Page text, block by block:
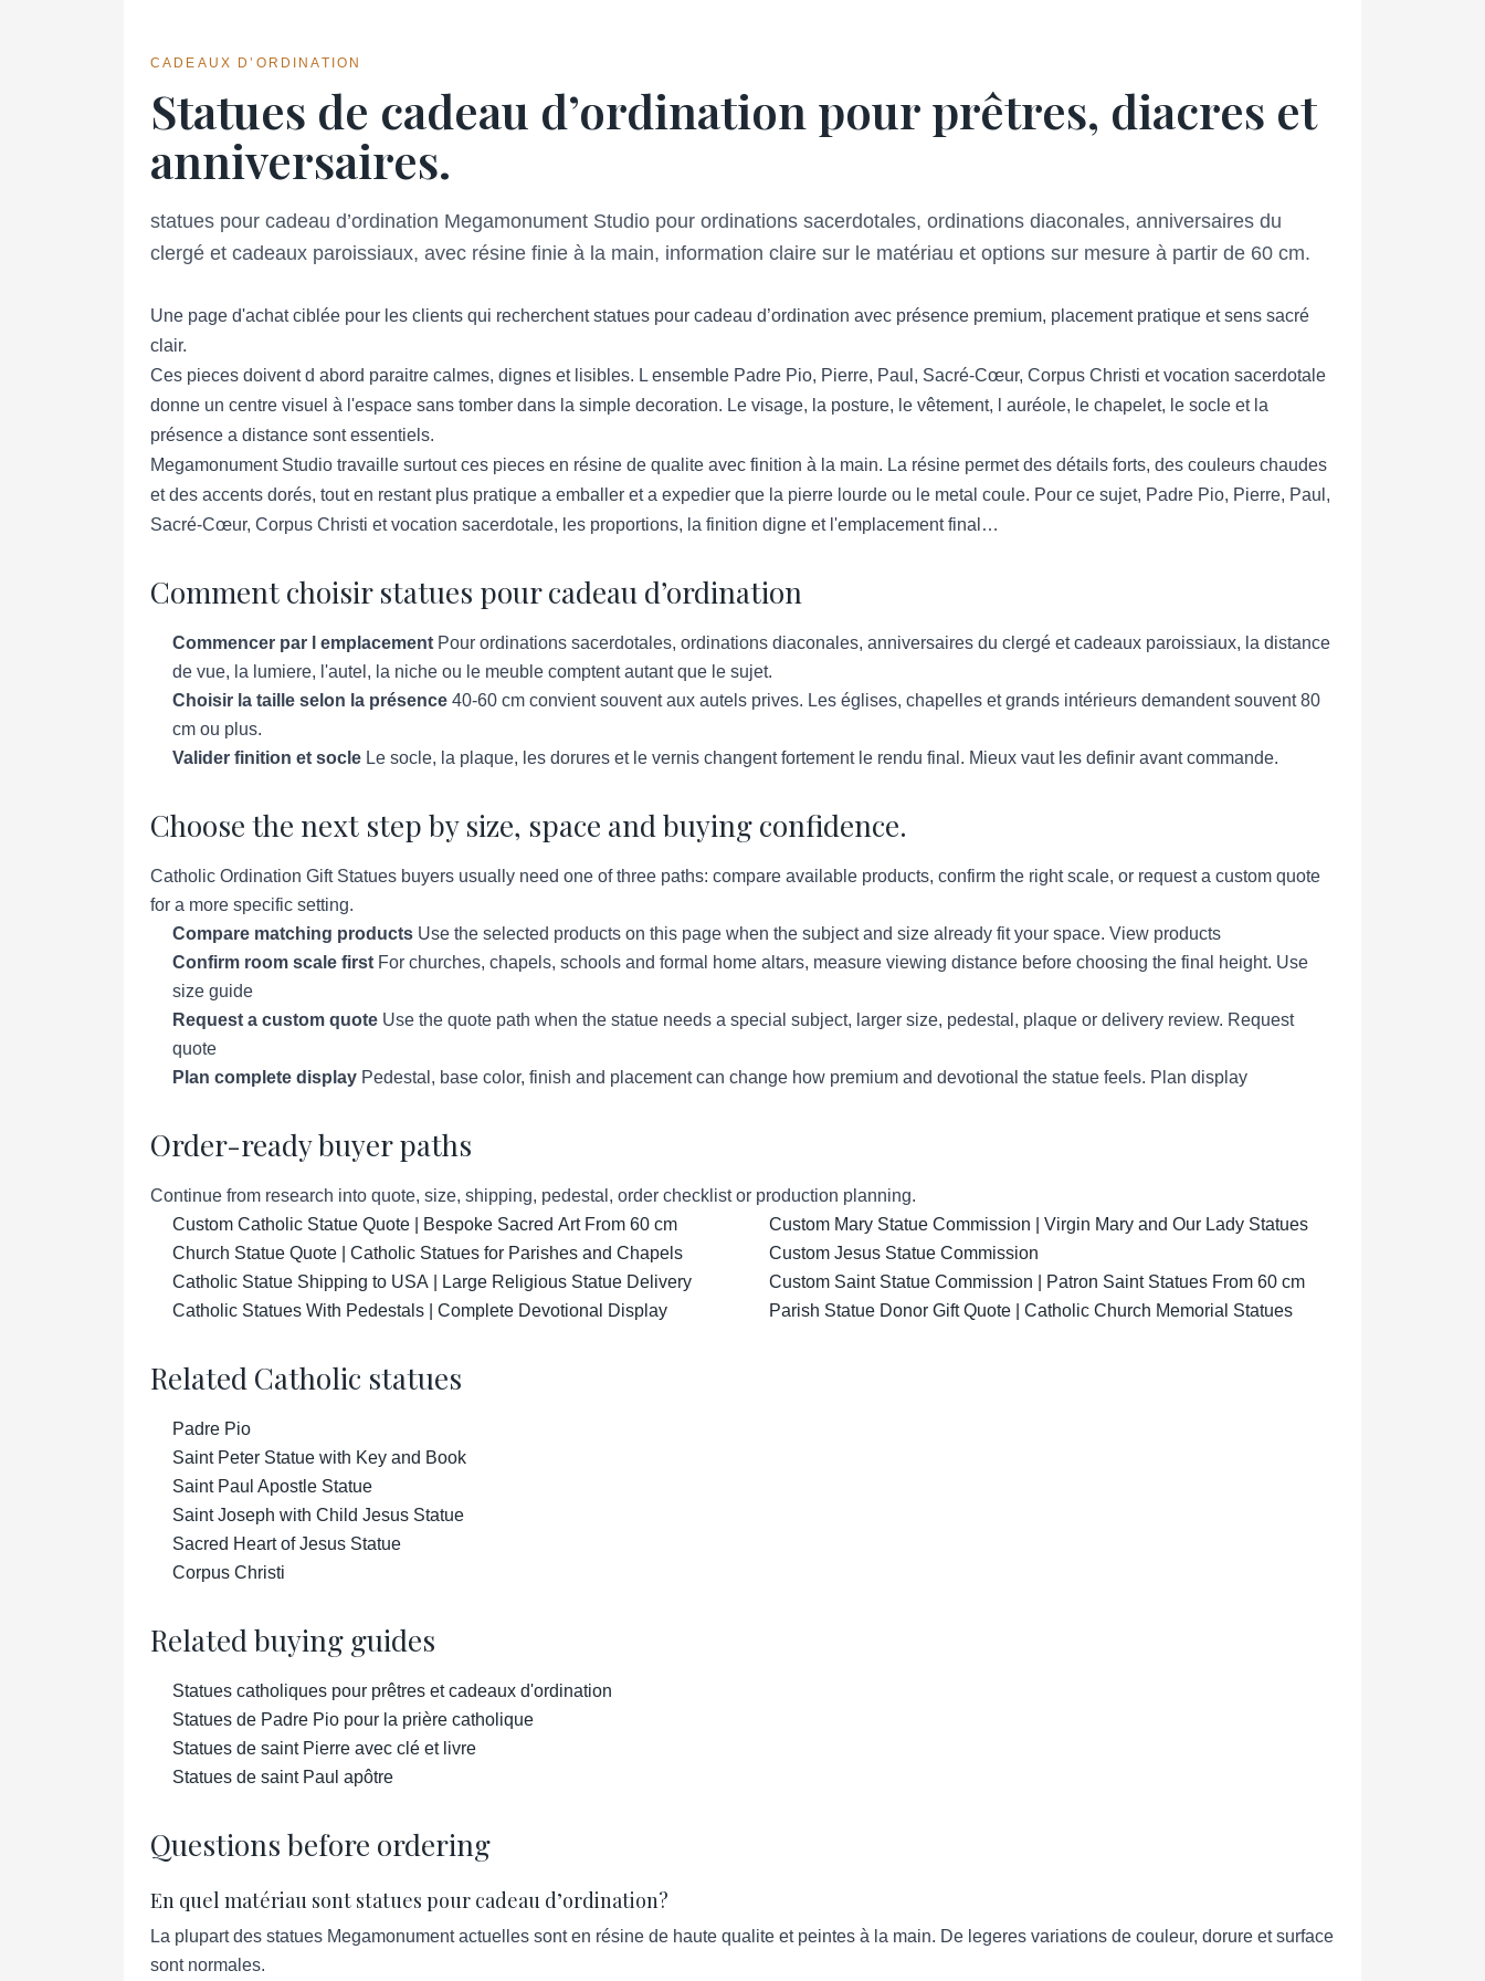
CADEAUX D’ORDINATION
Statues de cadeau d’ordination pour prêtres, diacres et
anniversaires.
statues pour cadeau d’ordination Megamonument Studio pour ordinations sacerdotales, ordinations diaconales, anniversaires du
clergé et cadeaux paroissiaux, avec résine finie à la main, information claire sur le matériau et options sur mesure à partir de 60 cm.
Une page d'achat ciblée pour les clients qui recherchent statues pour cadeau d’ordination avec présence premium, placement pratique et sens sacré
clair.
Ces pieces doivent d abord paraitre calmes, dignes et lisibles. L ensemble Padre Pio, Pierre, Paul, Sacré-Cœur, Corpus Christi et vocation sacerdotale
donne un centre visuel à l'espace sans tomber dans la simple decoration. Le visage, la posture, le vêtement, l auréole, le chapelet, le socle et la
présence a distance sont essentiels.
Megamonument Studio travaille surtout ces pieces en résine de qualite avec finition à la main. La résine permet des détails forts, des couleurs chaudes
et des accents dorés, tout en restant plus pratique a emballer et a expedier que la pierre lourde ou le metal coule. Pour ce sujet, Padre Pio, Pierre, Paul,
Sacré-Cœur, Corpus Christi et vocation sacerdotale, les proportions, la finition digne et l'emplacement final…
Comment choisir statues pour cadeau d’ordination
Commencer par l emplacement Pour ordinations sacerdotales, ordinations diaconales, anniversaires du clergé et cadeaux paroissiaux, la distance
de vue, la lumiere, l'autel, la niche ou le meuble comptent autant que le sujet.
Choisir la taille selon la présence 40-60 cm convient souvent aux autels prives. Les églises, chapelles et grands intérieurs demandent souvent 80
cm ou plus.
Valider finition et socle Le socle, la plaque, les dorures et le vernis changent fortement le rendu final. Mieux vaut les definir avant commande.
Choose the next step by size, space and buying confidence.
Catholic Ordination Gift Statues buyers usually need one of three paths: compare available products, confirm the right scale, or request a custom quote
for a more specific setting.
Compare matching products Use the selected products on this page when the subject and size already fit your space. View products
Confirm room scale first For churches, chapels, schools and formal home altars, measure viewing distance before choosing the final height. Use
size guide
Request a custom quote Use the quote path when the statue needs a special subject, larger size, pedestal, plaque or delivery review. Request
quote
Plan complete display Pedestal, base color, finish and placement can change how premium and devotional the statue feels. Plan display
Order-ready buyer paths
Continue from research into quote, size, shipping, pedestal, order checklist or production planning.
Custom Catholic Statue Quote | Bespoke Sacred Art From 60 cm
Church Statue Quote | Catholic Statues for Parishes and Chapels
Catholic Statue Shipping to USA | Large Religious Statue Delivery
Catholic Statues With Pedestals | Complete Devotional Display
Custom Mary Statue Commission | Virgin Mary and Our Lady Statues
Custom Jesus Statue Commission
Custom Saint Statue Commission | Patron Saint Statues From 60 cm
Parish Statue Donor Gift Quote | Catholic Church Memorial Statues
Related Catholic statues
Padre Pio
Saint Peter Statue with Key and Book
Saint Paul Apostle Statue
Saint Joseph with Child Jesus Statue
Sacred Heart of Jesus Statue
Corpus Christi
Related buying guides
Statues catholiques pour prêtres et cadeaux d'ordination
Statues de Padre Pio pour la prière catholique
Statues de saint Pierre avec clé et livre
Statues de saint Paul apôtre
Questions before ordering
En quel matériau sont statues pour cadeau d’ordination?
La plupart des statues Megamonument actuelles sont en résine de haute qualite et peintes à la main. De legeres variations de couleur, dorure et surface
sont normales.